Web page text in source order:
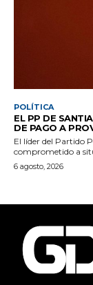
POLÍTICA
EL PP DE
DE PAGO A
El líder del Partido
comprometido a
6 agosto, 2026